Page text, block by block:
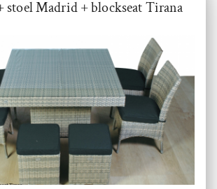
stoel Madrid + blockseat Tirana